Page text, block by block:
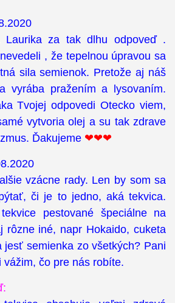
Laurika za tak dlhu odpoveď .
, že tepelnou úpravou sa
sila semienok. Pretože aj náš
vyrába pražením a lysovaním.
Tvojej odpovedi Otecko viem,
vytvoria olej a su tak zdrave
Ďakujeme ❤❤❤
vzácne rady. Len by som sa
či je to jedno, aká tekvica.
pestované špeciálne na
rôzne iné, napr Hokaido, cuketa
jesť semienka zo všetkých? Pani
vážim, čo pre nás robíte.